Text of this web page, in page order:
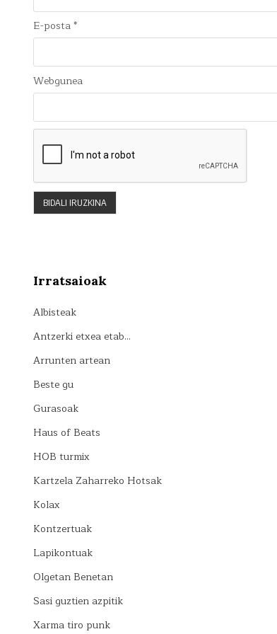
E-posta*
Webgunea
Irratsaioak
Albisteak
Antzerki etxea etab…
Arrunten artean
Beste gu
Gurasoak
Haus of Beats
HOB turmix
Kartzela Zaharreko Hotsak
Kolax
Kontzertuak
Lapikontuak
Olgetan Benetan
Sasi guztien azpitik
Xarma tiro punk